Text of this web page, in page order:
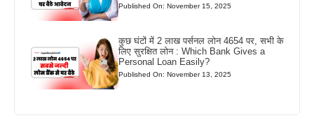
Published On: November 15, 2025
कुछ घंटों में 2 लाख पर्सनल लोन 4654 पर, सभी के
लिए सुरक्षित लोन : Which Bank Gives a
Personal Loan Easily?
Published On: November 13, 2025